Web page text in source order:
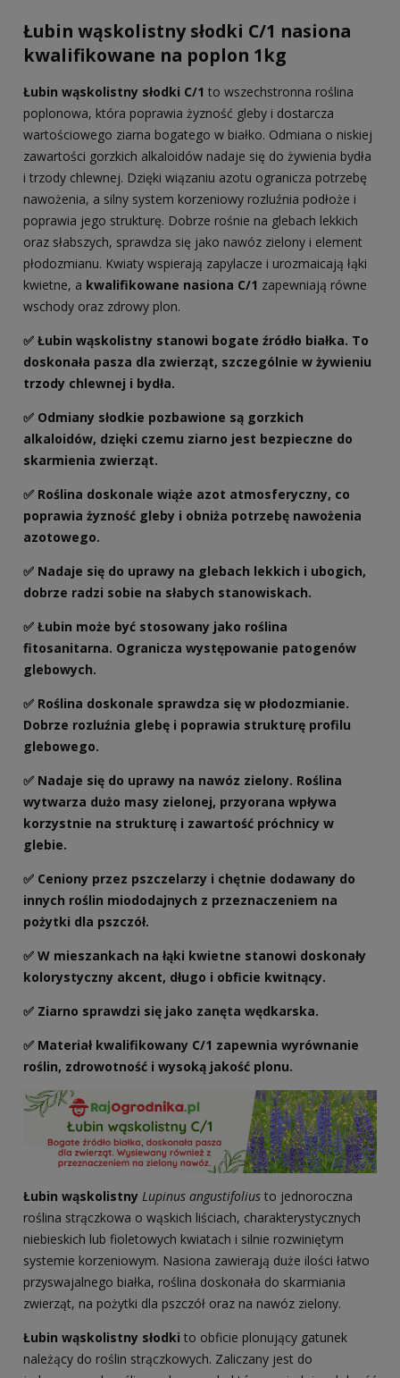
Łubin wąskolistny słodki C/1 nasiona
kwalifikowane na poplon 1kg
Łubin wąskolistny słodki C/1 to wszechstronna roślina
poplonowa, która poprawia żyzność gleby i dostarcza
wartościowego ziarna bogatego w białko. Odmiana o niskiej
zawartości gorzkich alkaloidów nadaje się do żywienia bydła
i trzody chlewnej. Dzięki wiązaniu azotu ogranicza potrzebę
nawożenia, a silny system korzeniowy rozluźnia podłoże i
poprawia jego strukturę. Dobrze rośnie na glebach lekkich
oraz słabszych, sprawdza się jako nawóz zielony i element
płodozmianu. Kwiaty wspierają zapylacze i urozmaicają łąki
kwietne, a kwalifikowane nasiona C/1 zapewniają równe
wschody oraz zdrowy plon.
✅ Łubin wąskolistny stanowi bogate źródło białka. To
doskonała pasza dla zwierząt, szczególnie w żywieniu
trzody chlewnej i bydła.
✅ Odmiany słodkie pozbawione są gorzkich
alkaloidów, dzięki czemu ziarno jest bezpieczne do
skarmienia zwierząt.
✅ Roślina doskonale wiąże azot atmosferyczny, co
poprawia żyzność gleby i obniża potrzebę nawożenia
azotowego.
✅ Nadaje się do uprawy na glebach lekkich i ubogich,
dobrze radzi sobie na słabych stanowiskach.
✅ Łubin może być stosowany jako roślina
fitosanitarna. Ogranicza występowanie patogenów
glebowych.
✅ Roślina doskonale sprawdza się w płodozmianie.
Dobrze rozluźnia glebę i poprawia strukturę profilu
glebowego.
✅ Nadaje się do uprawy na nawóz zielony. Roślina
wytwarza dużo masy zielonej, przyorana wpływa
korzystnie na strukturę i zawartość próchnicy w
glebie.
✅ Ceniony przez pszczelarzy i chętnie dodawany do
innych roślin miododajnych z przeznaczeniem na
pożytki dla pszczół.
✅ W mieszankach na łąki kwietne stanowi doskonały
kolorystyczny akcent, długo i obficie kwitnący.
✅ Ziarno sprawdzi się jako zanęta wędkarska.
✅ Materiał kwalifikowany C/1 zapewnia wyrównanie
roślin, zdrowotność i wysoką jakość plonu.
Łubin wąskolistny Lupinus angustifolius to jednoroczna
roślina strączkowa o wąskich liściach, charakterystycznych
niebieskich lub fioletowych kwiatach i silnie rozwiniętym
systemie korzeniowym. Nasiona zawierają duże ilości łatwo
przyswajalnego białka, roślina doskonała do skarmiania
zwierząt, na pożytki dla pszczół oraz na nawóz zielony.
Łubin wąskolistny słodki to obficie plonujący gatunek
należący do roślin strączkowych. Zaliczany jest do